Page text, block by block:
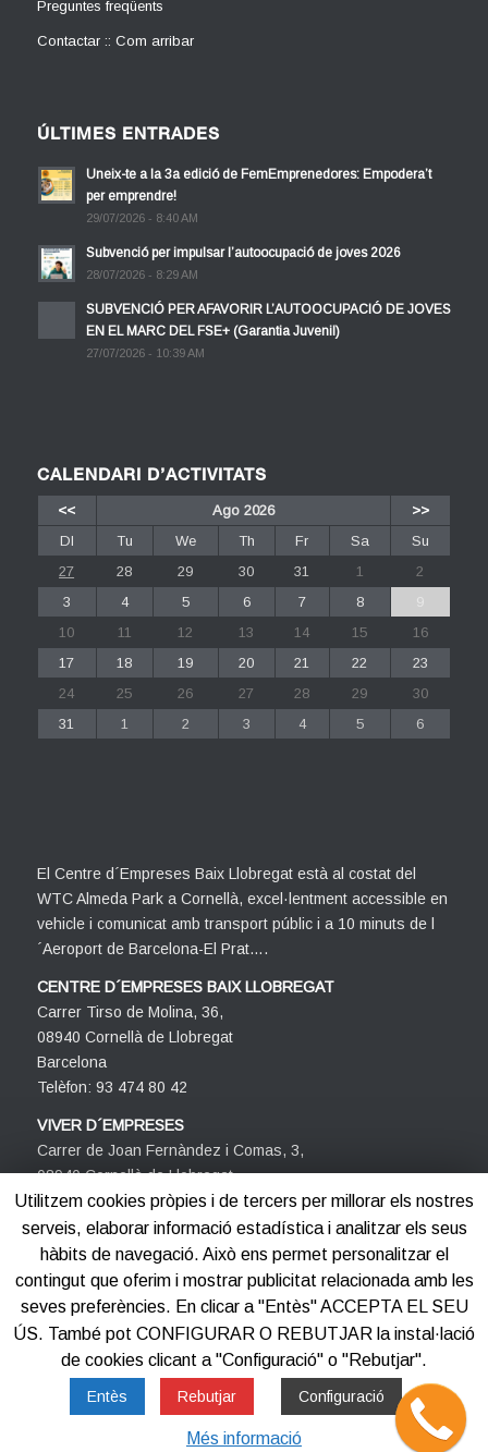
Preguntes freqüents
Contactar :: Com arribar
ÚLTIMES ENTRADES
Uneix-te a la 3a edició de FemEmprenedores: Empodera’t
per emprendre!
29/07/2026 - 8:40 AM
Subvenció per impulsar l’autoocupació de joves 2026
28/07/2026 - 8:29 AM
SUBVENCIÓ PER AFAVORIR L’AUTOOCUPACIÓ DE JOVES
EN EL MARC DEL FSE+ (Garantia Juvenil)
27/07/2026 - 10:39 AM
CALENDARI D’ACTIVITATS
<< Ago 2026
>>
Dl
Tu We Th Fr Sa
Su
27
28 29 30 31 1
2
3
4 5 6 7 8
9
10
11 12 13 14 15
16
17
18 19 20 21 22
23
24
25 26 27 28 29
30
31
1 2 3 4 5 6
El Centre d´Empreses Baix Llobregat està al costat del
WTC Almeda Park a Cornellà, excel·lentment accessible en
vehicle i comunicat amb transport públic i a 10 minuts de l
´Aeroport de Barcelona-El Prat….
CENTRE D´EMPRESES BAIX LLOBREGAT
Carrer Tirso de Molina, 36,
08940 Cornellà de Llobregat
Barcelona
Telèfon: 93 474 80 42
VIVER D´EMPRESES
Carrer de Joan Fernàndez i Comas, 3,
08940 Cornellà de Llobregat
Barcelona
Telèfon: 93 474 80 42
©2012-2025 Centre d'Empreses PROCORNELLÀ
Política de privacitat Política de cookies
Utilitzem cookies pròpies i de tercers per millorar els nostres
serveis, elaborar informació estadística i analitzar els seus
hàbits de navegació. Això ens permet personalitzar el
contingut que oferim i mostrar publicitat relacionada amb les
seves preferències. En clicar a "Entès" ACCEPTA EL SEU
ÚS. També pot CONFIGURAR O REBUTJAR la instal·lació
de cookies clicant a "Configuració" o "Rebutjar".
Entès Rebutjar Configuració
Més informació